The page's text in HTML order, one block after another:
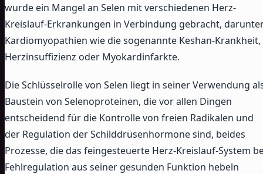
wurde ein Mangel an Selen mit verschiedenen Herz-
Kreislauf-Erkrankungen in Verbindung gebracht,
Kardiomyopathien wie die sogenannte Keshan-Krankheit,
Herzinsuffizienz oder Myokardinfarkte.
Die Schlüsselrolle von Selen liegt in seiner Verwendung
Baustein von Selenoproteinen, die vor allen Dingen
entscheidend für die Kontrolle von freien Radikalen und
der Regulation der Schilddrüsenhormone sind, beides
Prozesse, die das feingesteuerte Herz-Kreislauf-System
Fehlregulation aus seiner gesunden Funktion hebeln